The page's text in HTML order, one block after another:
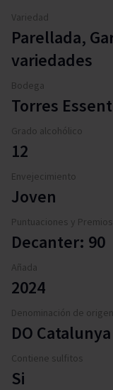
Variedad
Parellada,
variedades
Bodega
Torres
Grado alcohólico
12
Envejecimiento
Joven
Puntuaciones y Premios
Decanter: 90
Añada
2024
Denominación de origen
DO Catalunya
Contiene sulfitos
Si